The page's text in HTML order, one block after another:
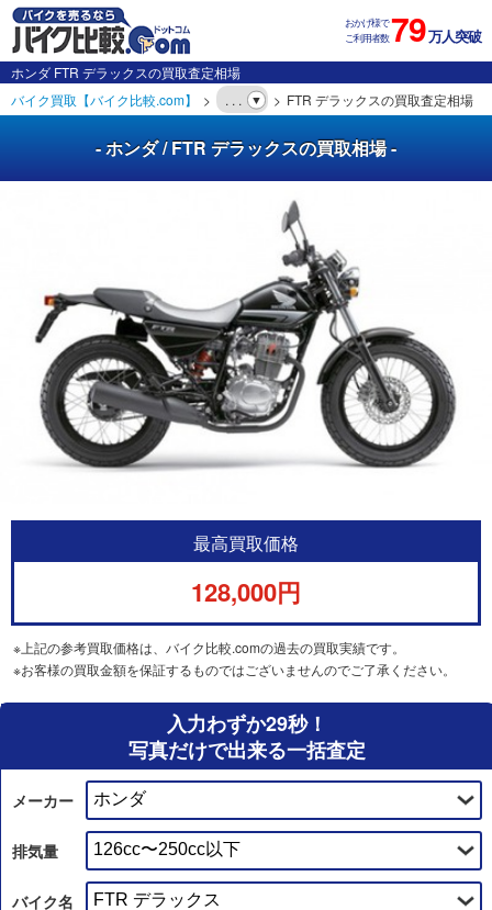
おかげ様で
ご利用者数79万人突破
ホンダ FTR デラックスの買取査定相場
バイク買取【バイク比較.com】
. . . FTR デラックスの買取査定相場
- ホンダ / FTR デラックスの買取相場 -
最高買取価格
128,000円
※上記の参考買取価格は、バイク比較.comの過去の買取実績です。
※お客様の買取金額を保証するものではございませんのでご了承ください。
入力わずか29秒！
写真だけで出来る一括査定
メーカー
排気量
バイク名